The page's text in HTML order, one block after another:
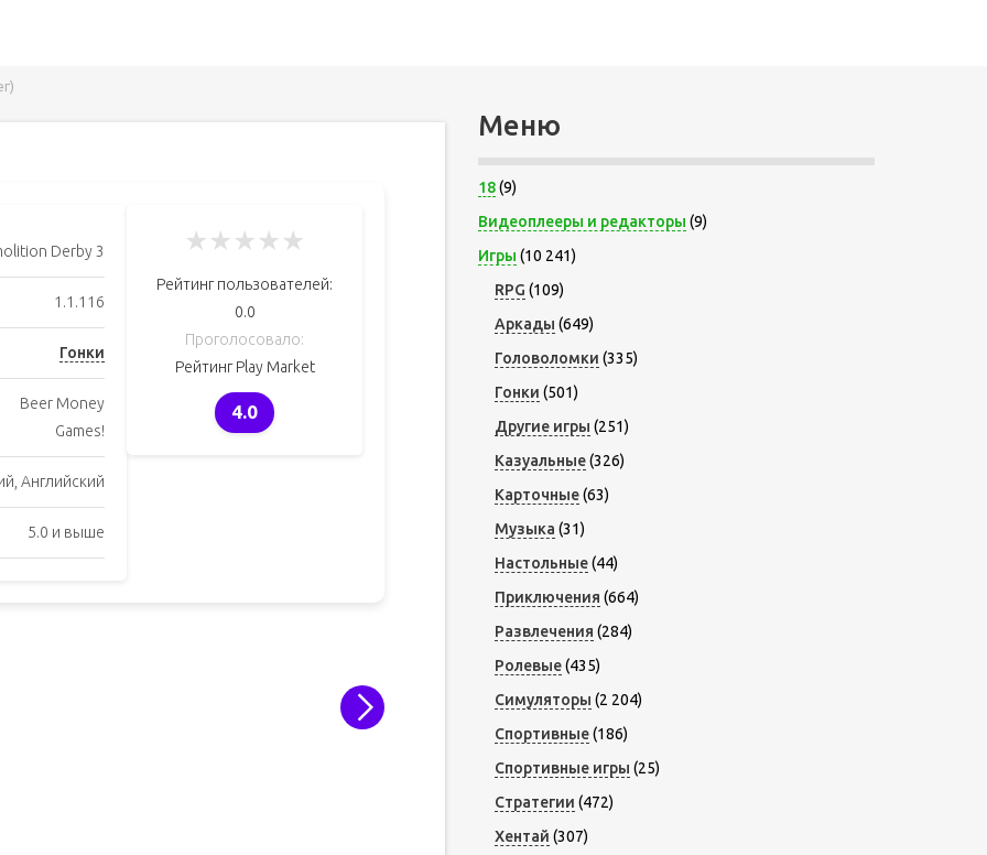
Derby 3
1.1.116
Гонки
Beer Money
Games!
Английский
5.0 и выше
★★★★★
Рейтинг пользователей:
0.0
Проголосовало:
Рейтинг Play Market
4.0
Меню
18(9)
Видеоплееры и редакторы (9)
Игры (10 241)
RPG (109)
Аркады (649)
Головоломки (335)
Гонки (501)
Другие игры (251)
Казуальные(326)
Карточные(63)
Музыка (31)
Настольные(44)
Приключения (664)
Развлечения (284)
Ролевые(435)
Симуляторы (2 204)
Спортивные(186)
Спортивные игры (25)
Стратегии (472)
Хентай (307)